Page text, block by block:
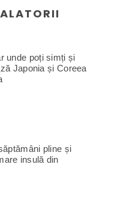
unde poți simți și
Japonia și Coreea
pline și
insulă din